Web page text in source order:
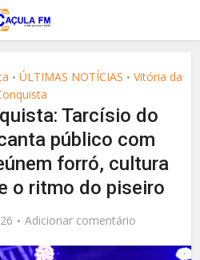
• ÚLTIMAS NOTÍCIAS • Vitória da
Tarcísio do
público com
forró, cultura
o ritmo do piseiro
Adicionar comentário